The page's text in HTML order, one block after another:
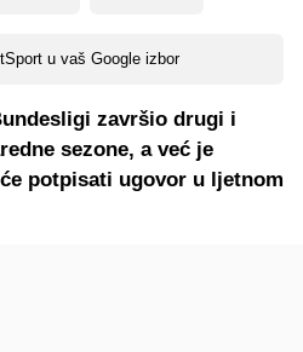
u vaš Google izbor
završio drugi i
sezone, a već je
potpisati ugovor u ljetnom